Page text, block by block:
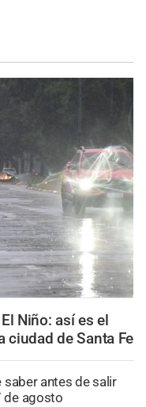
Niño: así es el
de Santa Fe
saber antes de salir
de agosto